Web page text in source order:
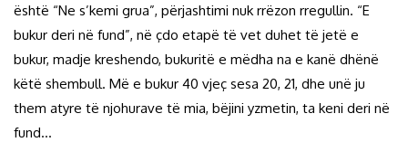
është “Ne s’kemi grua”, përjashtimi nuk rrëzon rregullin. “E
bukur deri në fund”, në çdo etapë të vet duhet të jetë e
bukur, madje kreshendo, bukuritë e mëdha na e kanë dhënë
këtë shembull. Më e bukur 40 vjeç sesa 20, 21, dhe unë ju
them atyre të njohurave të mia, bëjini yzmetin, ta keni deri në
fund…